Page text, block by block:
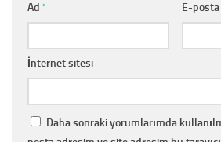
Ad * E-posta
İnternet sitesi
Daha sonraki yorumlarımda